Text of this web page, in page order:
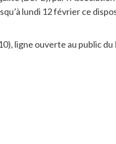
lundi 12 février ce
ligne ouverte au public